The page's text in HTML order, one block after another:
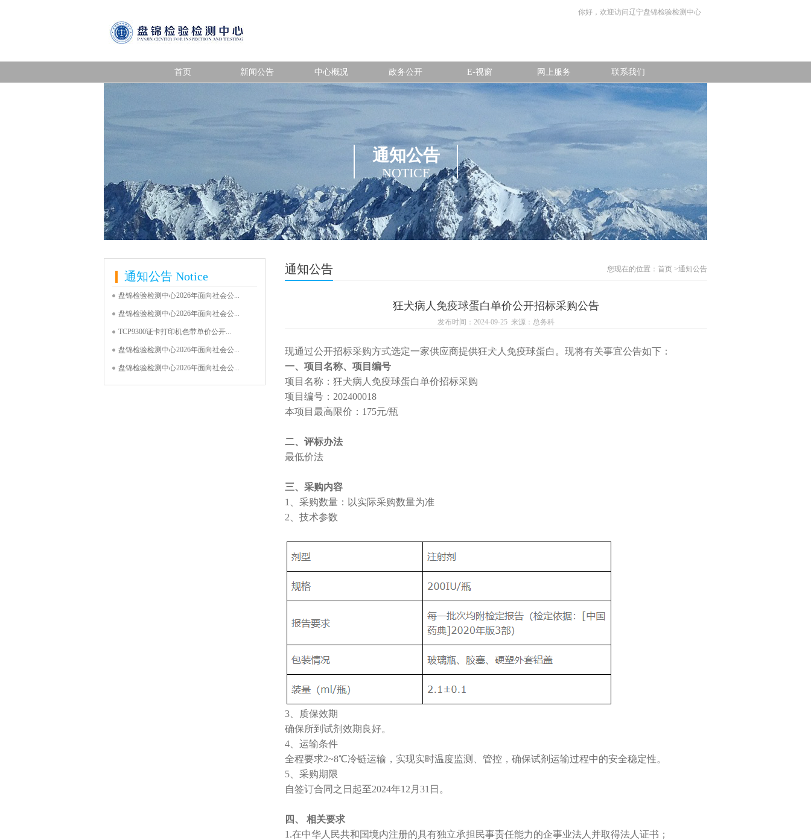
你好，欢迎访问辽宁盘锦检验检测中心
首页 新闻公告 中心概况 政务公开 E-视窗 网上服务 联系我们
通知公告
NOTICE
通知公告 Notice
盘锦检验检测中心2026年面向社会公...
盘锦检验检测中心2026年面向社会公...
TCP9300证卡打印机色带单价公开...
盘锦检验检测中心2026年面向社会公...
盘锦检验检测中心2026年面向社会公...
通知公告 您现在的位置： 首页 >通知公告
狂犬病人免疫球蛋白单价公开招标采购公告
发布时间：2024-09-25 来源：总务科
现通过公开招标采购方式选定一家供应商提供狂犬人免疫球蛋白。现将有关事宜公告如下：
一、项目名称、项目编号
项目名称：狂犬病人免疫球蛋白单价招标采购
项目编号：202400018
本项目最高限价：175元/瓶
二、评标办法
最低价法
三、采购内容
1、采购数量：以实际采购数量为准
2、技术参数
3、质保效期
确保所到试剂效期良好。
4、运输条件
全程要求2~8℃冷链运输，实现实时温度监测、管控，确保试剂运输过程中的安全稳定性。
5、采购期限
自签订合同之日起至2024年12月31日。
四、 相关要求
1.在中华人民共和国境内注册的具有独立承担民事责任能力的企事业法人并取得法人证书；